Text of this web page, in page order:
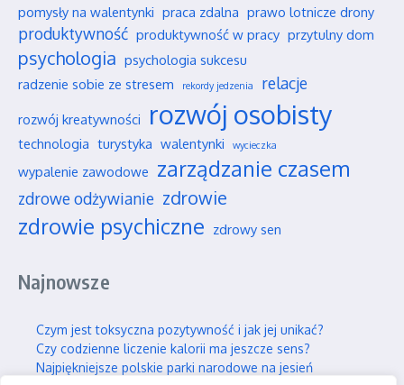
pomysły na walentynki praca zdalna prawo lotnicze drony
produktywność produktywność w pracy przytulny dom
psychologia psychologia sukcesu
radzenie sobie ze stresem
rekordy jedzenia relacje
rozwój kreatywności rozwój osobisty
technologia turystyka walentynki wycieczka
wypalenie zawodowe zarządzanie czasem
zdrowe odżywianie zdrowie
zdrowie psychiczne zdrowy sen
Najnowsze
Czym jest toksyczna pozytywność i jak jej unikać?
Czy codzienne liczenie kalorii ma jeszcze sens?
Najpiękniejsze polskie parki narodowe na jesień